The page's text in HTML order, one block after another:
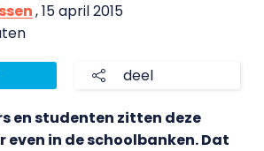
, 15 april 2015
deel
en studenten zitten deze
even in de schoolbanken. Dat